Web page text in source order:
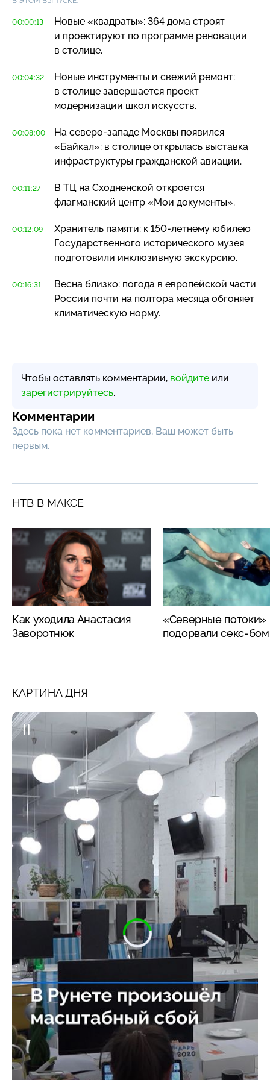
00:00:13
Новые «квадраты»: 364 дома строят
и проектируют по программе реновации
в столице.
00:04:32
Новые инструменты и свежий ремонт:
в столице завершается проект
модернизации школ искусств.
00:08:00 На северо-западе Москвы появился
«Байкал»: в столице открылась выставка
инфраструктуры гражданской авиации.
00:11:27
В ТЦ на Сходненской откроется
флагманский центр «Мои документы».
00:12:09 Хранитель памяти: к 150-летнему юбилею
Государственного исторического музея
подготовили инклюзивную экскурсию.
00:16:31
Весна близко: погода в европейской части
России почти на полтора месяца обгоняет
климатическую норму.
Чтобы оставлять комментарии, войдите или
зарегистрируйтесь.
Комментарии
Здесь пока нет комментариев, Ваш может быть
первым.
НТВ В МАКСЕ
Как уходила Анастасия
Заворотнюк
«Северные потоки»
подорвали секс-
КАРТИНА ДНЯ